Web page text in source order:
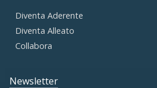
Diventa Aderente
Diventa Alleato
Collabora
Newsletter